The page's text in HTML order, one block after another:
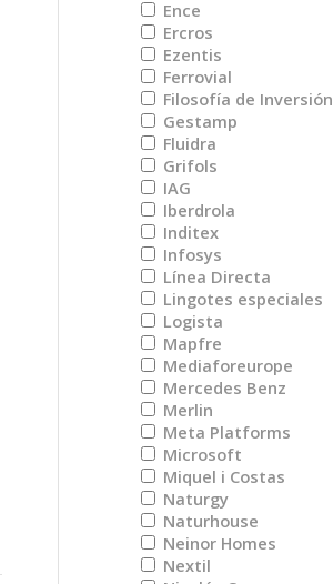
Ence
Ercros
Ezentis
Ferrovial
Filosofía de Inversión
Gestamp
Fluidra
Grifols
IAG
Iberdrola
Inditex
Infosys
Línea Directa
Lingotes especiales
Logista
Mapfre
Mediaforeurope
Mercedes Benz
Merlin
Meta Platforms
Microsoft
Miquel i Costas
Naturgy
Naturhouse
Neinor Homes
Nextil